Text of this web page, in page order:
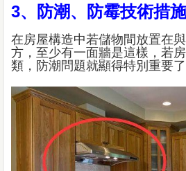
3、防潮、防霉技術措
在房屋構造中若儲物間放置在
方，至少有一面牆是這樣，若
類，防潮問題就顯得特別重要了